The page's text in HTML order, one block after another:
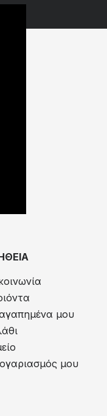
μου
μου